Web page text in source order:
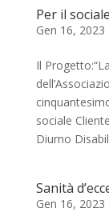
Per il sociale
Gen 16, 2023
Il
sociale
Diurno
Sanità
Gen 16, 2023